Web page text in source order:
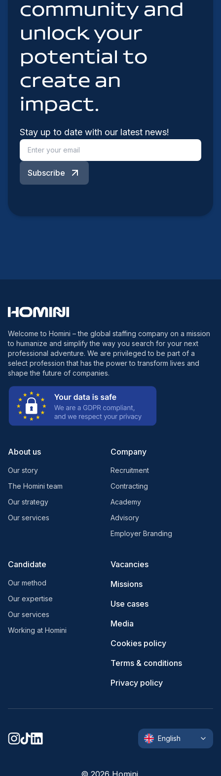
community and
unlock your
potential to
create an
impact.
Stay up to date with our latest news!
Subscribe
Welcome to Homini – the global staffing company on a mission
to humanize and simplify the way you search for your next
professional adventure. We are privileged to be part of a
select profession that has the power to transform lives and
shape the future of companies.
About us
Our story
The Homini team
Our strategy
Our services
Company
Recruitment
Contracting
Academy
Advisory
Employer Branding
Candidate
Our method
Our expertise
Our services
Working at Homini
Vacancies
Missions
Use cases
Media
Cookies policy
Terms & conditions
Privacy policy
© 2026 Homini.
English